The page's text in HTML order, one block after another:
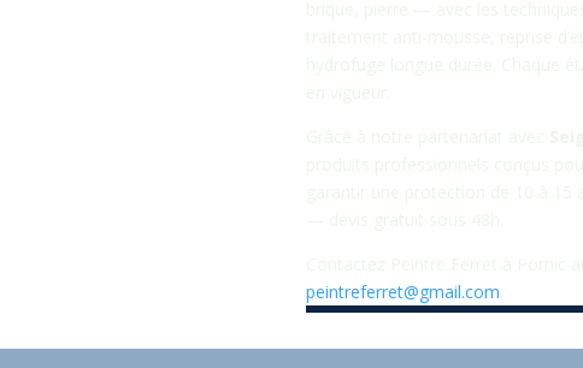
peintreferret@gmail.com